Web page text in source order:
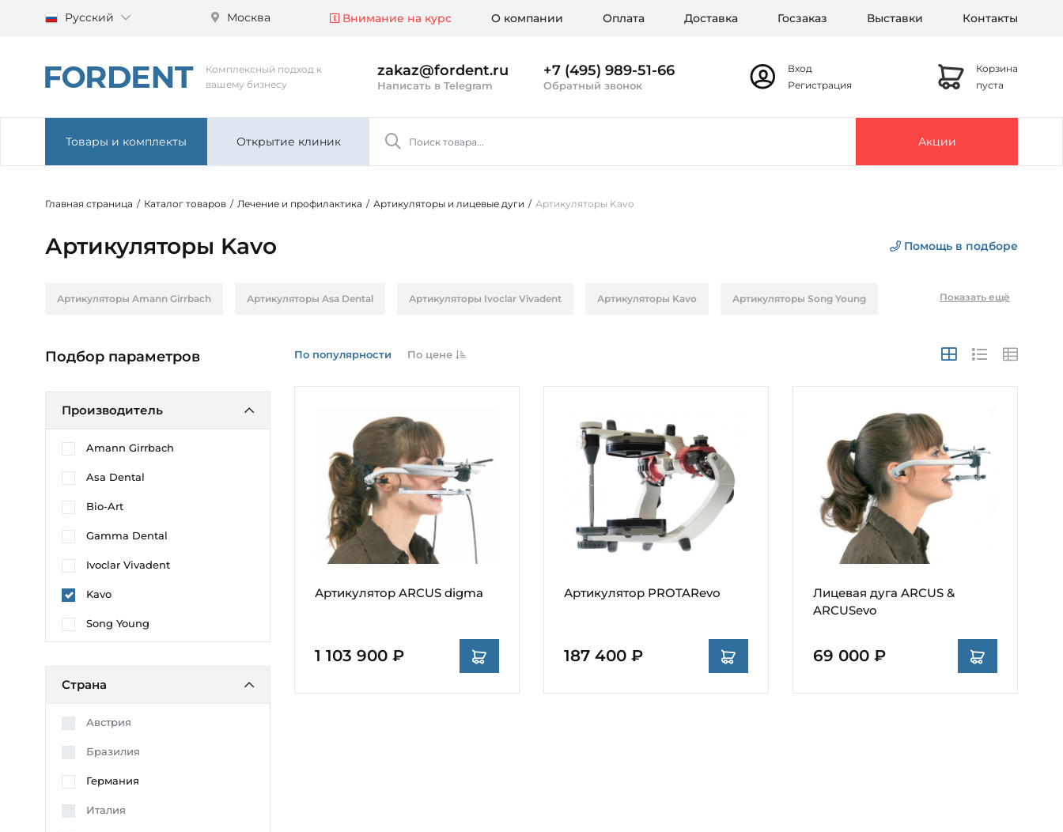
Русский Москва Внимание на курс О компании Оплата Доставка Госзаказ Выставки Контакты
Комплексный подход к
вашему бизнесу
zakaz@fordent.ru
Написать в Telegram
+7 (495) 989-51-66
Обратный звонок
Вход
Регистрация
Корзина
пуста
Товары и комплекты Открытие клиник Акции
Главная страница / Каталог товаров / Лечение и профилактика / Артикуляторы и лицевые дуги / Артикуляторы Kavo
Артикуляторы Kavo Помощь в подборе
Артикуляторы Amann Girrbach Артикуляторы Asa Dental Артикуляторы Ivoclar Vivadent Артикуляторы Kavo Артикуляторы Song Young Показать ещё
Подбор параметров
Производитель
Amann Girrbach
Asa Dental
Bio-Art
Gamma Dental
Ivoclar Vivadent
Kavo
Song Young
Страна
Австрия
Бразилия
Германия
Италия
По популярности По цене
Артикулятор ARCUS digma
1 103 900 ₽
Артикулятор PROTARevo
187 400 ₽
Лицевая дуга ARCUS &
ARCUSevo
69 000 ₽